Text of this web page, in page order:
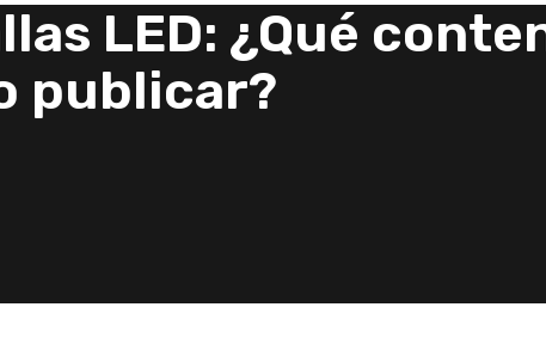
LED: ¿Qué
publicar?